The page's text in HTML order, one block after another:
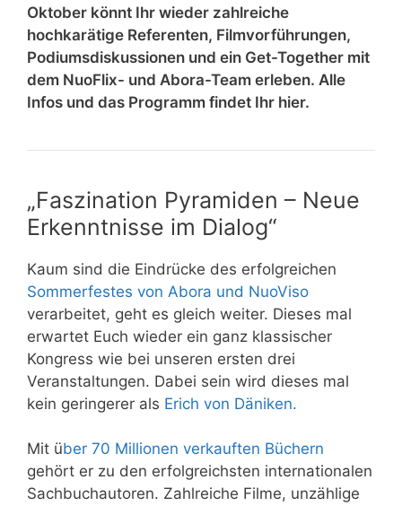
Oktober könnt Ihr wieder zahlreiche
hochkarätige Referenten, Filmvorführungen,
Podiumsdiskussionen und ein Get-Together mit
dem NuoFlix- und Abora-Team erleben. Alle
Infos und das Programm findet Ihr hier.
„Faszination Pyramiden – Neue
Erkenntnisse im Dialog“
Kaum sind die Eindrücke des erfolgreichen
Sommerfestes von Abora und NuoViso
verarbeitet, geht es gleich weiter. Dieses mal
erwartet Euch wieder ein ganz klassischer
Kongress wie bei unseren ersten drei
Veranstaltungen. Dabei sein wird dieses mal
kein geringerer als Erich von Däniken.
Mit über 70 Millionen verkauften Büchern
gehört er zu den erfolgreichsten internationalen
Sachbuchautoren. Zahlreiche Filme, unzählige